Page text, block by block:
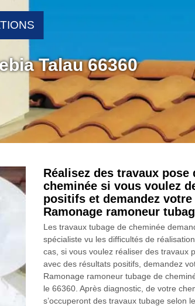
Talau 66360
Réalisez des travaux pose
cheminée si vous voulez
positifs et demandez
Ramonage ramoneur
Les travaux tubage de cheminée
spécialiste vu les difficultés de
cas, si vous voulez réaliser des travaux
avec des résultats positifs, demandez
Ramonage ramoneur tubage de
le 66360. Après diagnostic, de votre
s’occuperont des travaux tubage selon